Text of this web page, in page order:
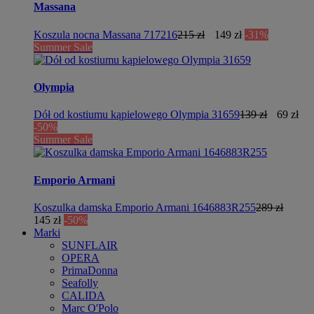
Massana
Koszula nocna Massana 717216215 zł 149 zł -31%
Summer Sale
Olympia
Dół od kostiumu kąpielowego Olympia 31659139 zł
69 zł
-50%
Summer Sale
Emporio Armani
Koszulka damska Emporio Armani 1646883R255289 zł
145 zł -50%
Marki
SUNFLAIR
OPERA
PrimaDonna
Seafolly
CALIDA
Marc O'Polo